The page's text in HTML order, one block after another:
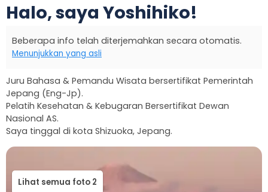
Halo, saya Yoshihiko!
Beberapa info telah diterjemahkan secara otomatis.
Menunjukkan yang asli
Juru Bahasa & Pemandu Wisata bersertifikat Pemerintah
Jepang (Eng-Jp).
Pelatih Kesehatan & Kebugaran Bersertifikat Dewan
Nasional AS.
Lihat semua foto 2